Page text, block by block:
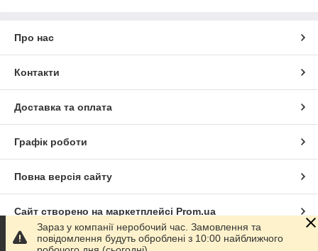
Про нас
Контакти
Доставка та оплата
Графік роботи
Повна версія сайту
Сайт створено на маркетплейсі Prom.ua
Політика конфіденційності
Зараз у компанії неробочий час. Замовлення та
повідомлення будуть оброблені з 10:00 найближчого